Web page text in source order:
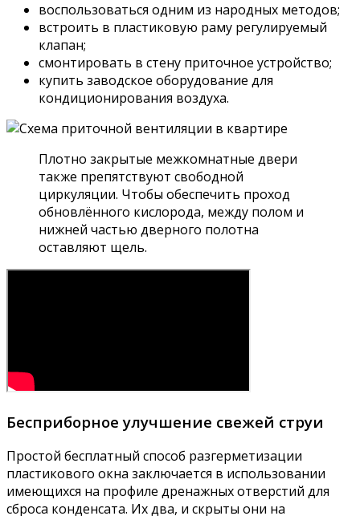
воспользоваться одним из народных методов;
встроить в пластиковую раму регулируемый
клапан;
смонтировать в стену приточное устройство;
купить заводское оборудование для
кондиционирования воздуха.
Плотно закрытые межкомнатные двери
также препятствуют свободной
циркуляции. Чтобы обеспечить проход
обновлённого кислорода, между полом и
нижней частью дверного полотна
оставляют щель.
Бесприборное улучшение свежей струи
Простой бесплатный способ разгерметизации
пластикового окна заключается в использовании
имеющихся на профиле дренажных отверстий для
сброса конденсата. Их два, и скрыты они на